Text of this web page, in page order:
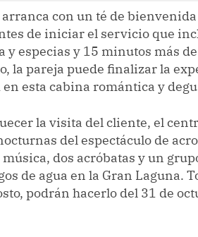
con un té de
de iniciar el servicio que
y especias y 15 minutos más
la pareja puede finalizar la
esta cabina romántica y
la visita del cliente, el
del espectáculo de
dos acróbatas y un
de agua en la Gran Laguna.
podrán hacerlo del 31 de